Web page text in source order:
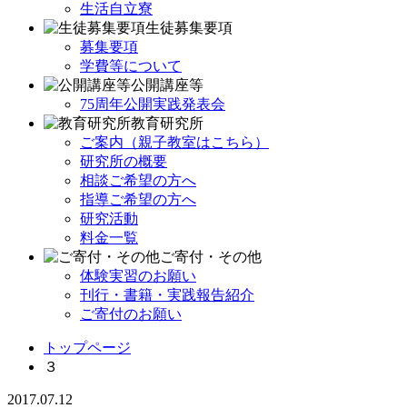
生活自立寮
生徒募集要項
募集要項
学費等について
公開講座等
75周年公開実践発表会
教育研究所
ご案内（親子教室はこちら）
研究所の概要
相談ご希望の方へ
指導ご希望の方へ
研究活動
料金一覧
ご寄付・その他
体験実習のお願い
刊行・書籍・実践報告紹介
ご寄付のお願い
トップページ
３
2017.07.12